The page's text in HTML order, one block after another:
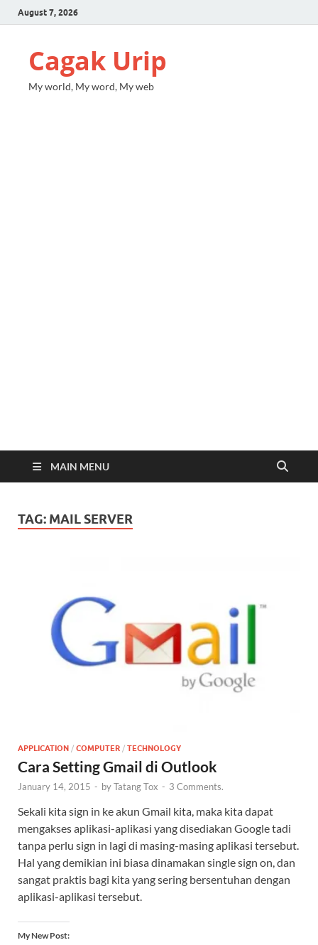
August 7, 2026
Cagak Urip
My world, My word, My web
MAIN MENU
TAG: MAIL SERVER
APPLICATION / COMPUTER / TECHNOLOGY
Cara Setting Gmail di Outlook
January 14, 2015 - byTatang Tox - 3 Comments.
Sekali kita sign in ke akun Gmail kita, maka kita dapat
mengakses aplikasi-aplikasi yang disediakan Google tadi
tanpa perlu sign in lagi di masing-masing aplikasi tersebut.
Hal yang demikian ini biasa dinamakan single sign on, dan
sangat praktis bagi kita yang sering bersentuhan dengan
aplikasi-aplikasi tersebut.
My New Post: